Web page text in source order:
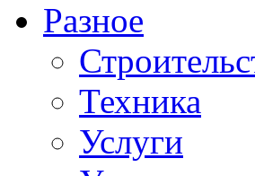
Разное
Техника
Услуги